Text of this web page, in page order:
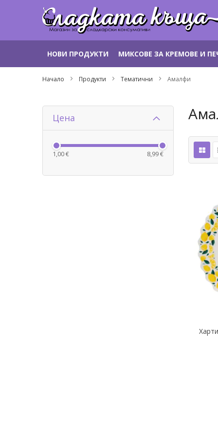
към
НОВИ ПРОДУКТИ МИКСОВЕ ЗА КРЕМОВЕ И
Начало Продукти Тематични Амалфи
Цена
1,00 € 8,99 €